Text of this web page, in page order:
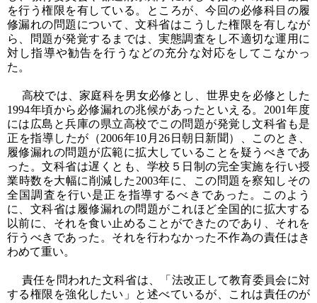
を行う権限を有している。ところが、今回の必修科目の履
修漏れの問題について、文科省はこうした権限を有しなが
ら、問題が発覚するまでは、実態調査をし不適切な運用に
対し指導や勧告を行うなどの充分な対応をしてこなかっ
た。
高校では、家庭科を男女必修とし、世界史を必修とした
1994年頃から必修漏れの兆候があったといえる。2001年度
には広島と兵庫の県立高校でこの問題が発覚し文科省も是
正を指導したが（2006年10月26日朝日新聞）、このとき、
履修漏れの問題が広範に拡大していることを疑うべきであ
った。文科省は遅くとも、学校５日制の完全実施を行い授
業時数を大幅に削減した2003年に、この問題を察知しその
全国調査を行い是正を指導するべきであった。このよう
に、文科省は履修漏れの問題がこれほど全国的に拡大する
以前に、それを食い止めることができたのであり、それを
行うべきであった。それを行わなかった不作為の責任はき
わめて重い。
責任を問われた文科省は、「法改正して教育委員会に対
する権限を強化したい」と述べているが、これは責任のが